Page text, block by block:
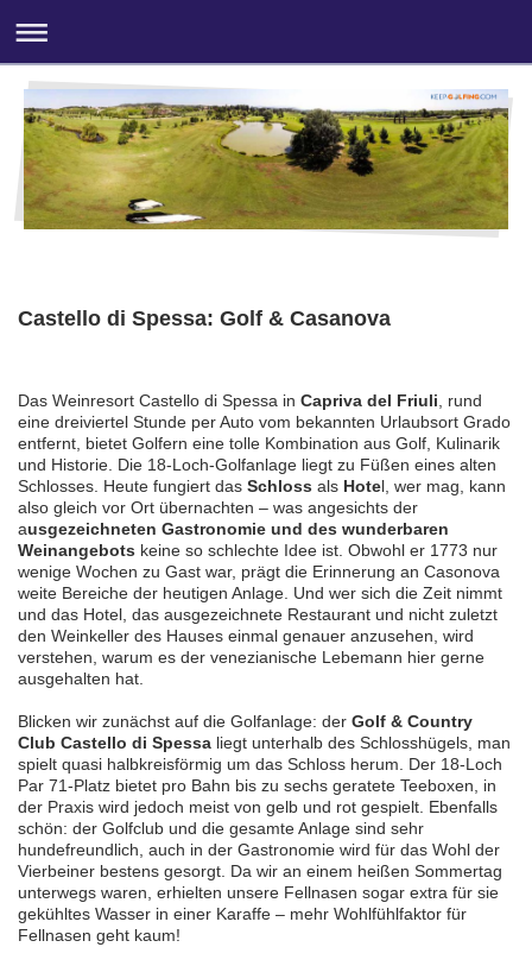
Castello di Spessa: Golf & Casanova
Das Weinresort Castello di Spessa in Capriva del Friuli , rund
eine dreiviertel Stunde per Auto vom bekannten Urlaubsort Grado
entfernt, bietet Golfern eine tolle Kombination aus Golf, Kulinarik
und Historie. Die 18-Loch-Golfanlage liegt zu Füßen eines alten
Schlosses. Heute fungiert das Schloss als Hotel, wer mag, kann
also gleich vor Ort übernachten – was angesichts der
ausgezeichneten Gastronomie und des wunderbaren
Weinangebots keine so schlechte Idee ist. Obwohl er 1773 nur
wenige Wochen zu Gast war, prägt die Erinnerung an Casonova
weite Bereiche der heutigen Anlage. Und wer sich die Zeit nimmt
und das Hotel, das ausgezeichnete Restaurant und nicht zuletzt
den Weinkeller des Hauses einmal genauer anzusehen, wird
verstehen, warum es der venezianische Lebemann hier gerne
ausgehalten hat.
Blicken wir zunächst auf die Golfanlage: der Golf & Country
Club Castello di Spessa liegt unterhalb des Schlosshügels, man
spielt quasi halbkreisförmig um das Schloss herum. Der 18-Loch
Par 71-Platz bietet pro Bahn bis zu sechs geratete Teeboxen, in
der Praxis wird jedoch meist von gelb und rot gespielt. Ebenfalls
schön: der Golfclub und die gesamte Anlage sind sehr
hundefreundlich, auch in der Gastronomie wird für das Wohl der
Vierbeiner bestens gesorgt. Da wir an einem heißen Sommertag
unterwegs waren, erhielten unsere Fellnasen sogar extra für sie
gekühltes Wasser in einer Karaffe – mehr Wohlfühlfaktor für
Fellnasen geht kaum!